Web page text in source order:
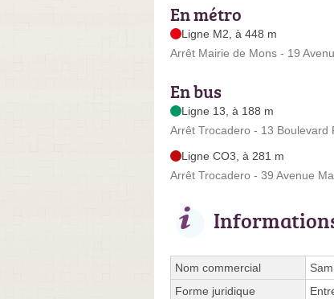
En métro
Ligne M2, à 448 m
Arrêt Mairie de Mons - 19
En bus
Ligne 13, à 188 m
Arrêt Trocadero - 13 Boulevard
Ligne CO3, à 281 m
Arrêt Trocadero - 39 Avenue
Nom commercial
Forme juridique